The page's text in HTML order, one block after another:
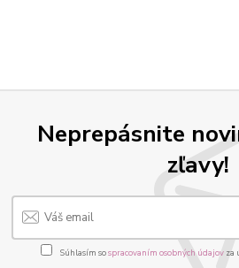
Neprepásnite
zľavy!
Súhlasím sospracovaním osobných údajov za